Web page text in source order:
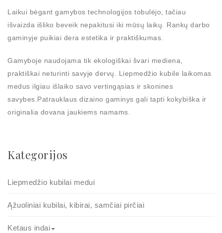
Laikui bėgant gamybos technologijos tobulėjo, tačiau
išvaizda išliko beveik nepakitusi iki mūsų laikų. Rankų darbo
gaminyje puikiai dera estetika ir praktiškumas.
Gamyboje naudojama tik ekologiškai švari mediena,
praktiškai neturinti savyje dervų. Liepmedžio kubile laikomas
medus ilgiau išlaiko savo vertingąsias ir skonines
savybes.Patrauklaus dizaino gaminys gali tapti kokybiška ir
originalia dovana jaukiems namams.
Kategorijos
Liepmedžio kubilai medui
Ąžuoliniai kubilai, kibirai, samčiai pirčiai
Ketaus indai